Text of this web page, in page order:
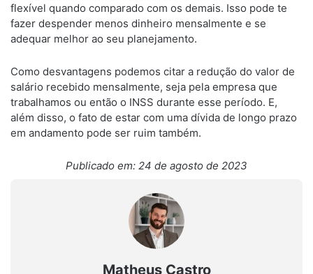
flexível quando comparado com os demais. Isso pode te
fazer despender menos dinheiro mensalmente e se
adequar melhor ao seu planejamento.
Como desvantagens podemos citar a redução do valor de
salário recebido mensalmente, seja pela empresa que
trabalhamos ou então o INSS durante esse período. E,
além disso, o fato de estar com uma dívida de longo prazo
em andamento pode ser ruim também.
Publicado em: 24 de agosto de 2023
Matheus Castro